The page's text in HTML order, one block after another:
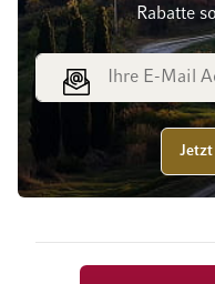
Rabatte
E-Mail Adresse
Jetzt